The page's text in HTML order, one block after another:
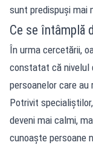
sunt predispuşi mai
Ce se întâmplă
În urma cercetării,
constatat că nivelul
persoanelor care
Potrivit
deveni mai calmi,
cunoaște persoane